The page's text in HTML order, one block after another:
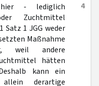
4
- lediglich
Zuchtmittel
Satz 1 JGG weder
Maßnahme
weil andere
hätten
kann ein
derartige